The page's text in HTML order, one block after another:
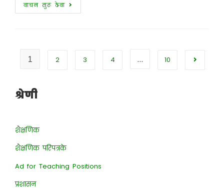
वाचन सुरू ठेवा
1 2 3 4 … 10
श्रेणी
शैक्षणिक
शैक्षणिक परिपत्रके
Ad for Teaching Positions
प्रशासन